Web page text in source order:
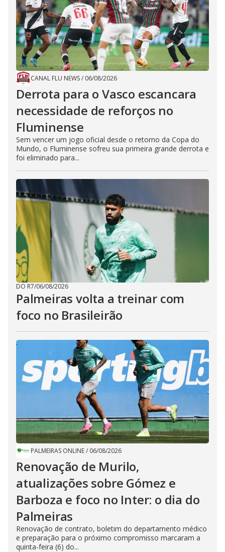
CANAL FLU NEWS/ 06/08/2026
Derrota para o Vasco escancara
necessidade de reforços no
Fluminense
Sem vencer um jogo oficial desde o retorno da Copa do
Mundo, o Fluminense sofreu sua primeira grande derrota e
foi eliminado para...
DO R7/06/08/2026
Palmeiras volta a treinar com
foco no Brasileirão
PALMEIRAS ONLINE/ 06/08/2026
Renovação de Murilo,
atualizações sobre Gómez e
Barboza e foco no Inter: o dia do
Palmeiras
Renovação de contrato, boletim do departamento médico
e preparação para o próximo compromisso marcaram a
quinta-feira (6) do...